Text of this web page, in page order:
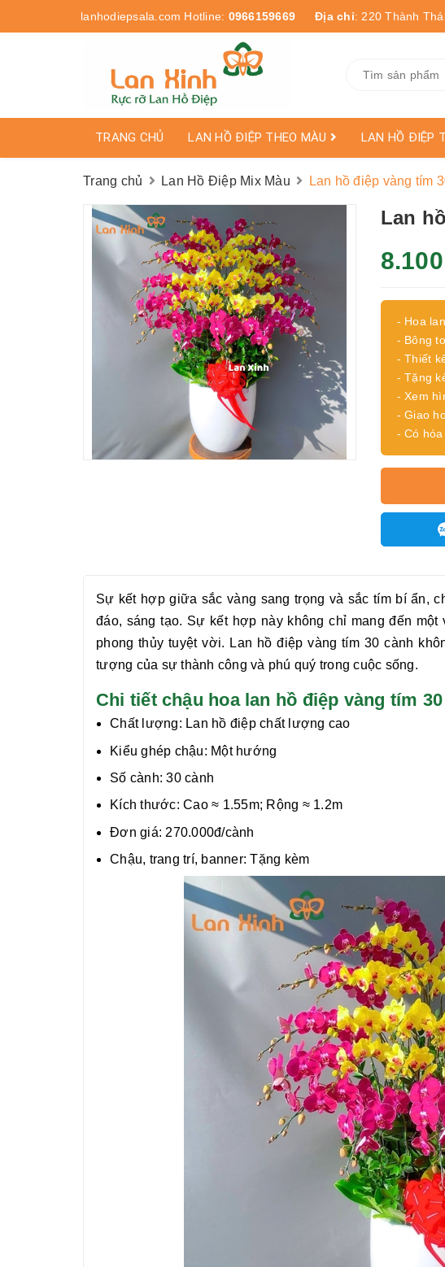
lanhodiepsala.com Hotline: 0966159669 Địa chỉ: 220 Thành
TRANG CHỦ LAN HỒ ĐIỆP THEO MÀU LAN HỒ ĐIỆP
Trang chủ Lan Hồ Điệp Mix Màu Lan hồ điệp vàng tím
Lan
- Hoa
- Bông
- Thiết
- Tặng
- Xem
- Giao
- Có
Sự kết hợp giữa sắc vàng sang trọng và sắc tím bí ẩn,
đáo, sáng tạo. Sự kết hợp này không chỉ mang đến
phong thủy tuyệt vời. Lan hồ điệp vàng tím 30 cành
tượng của sự thành công và phú quý trong cuộc sống.
Chi tiết chậu hoa lan hồ điệp vàng tím
Chất lượng: Lan hồ điệp chất lượng cao
Kiểu ghép chậu: Một hướng
Số cành: 30 cành
Kích thước: Cao ≈ 1.55m; Rộng ≈ 1.2m
Đơn giá: 270.000đ/cành
Chậu, trang trí, banner: Tặng kèm